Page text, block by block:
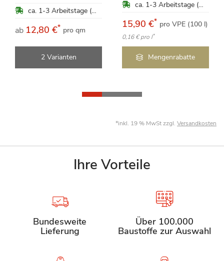
ca. 1-3 Arbeitstage (Mo-Fr)
ab 12,80 €* pro qm
2 Varianten
ca. 1-3 Arbeitstage (Mo-Fr)
15,90 €* pro VPE (100 l)
0,16 €pro l*
Mengenrabatte
*inkl. 19 % MwSt zzgl. Versandkosten
Ihre Vorteile
Bundesweite
Lieferung
Über 100.000
Baustoffe zur Auswahl